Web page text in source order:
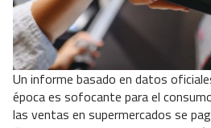
Un informe basado en datos
época es sofocante para el
las ventas en supermercados se